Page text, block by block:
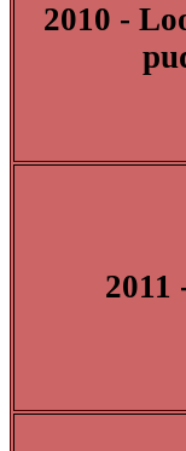
2010 -
2011